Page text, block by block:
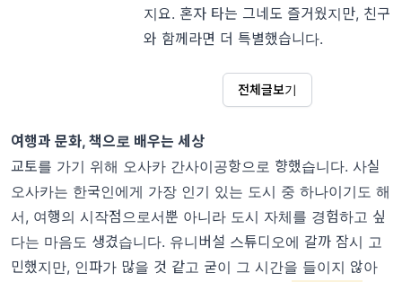
지요. 혼자 타는 그네도 즐거웠지만, 친구
와 함께라면 더 특별했습니다.
전체글보기
여행과 문화, 책으로 배우는 세상
교토를 가기 위해 오사카 간사이공항으로 향했습니다. 사실
오사카는 한국인에게 가장 인기 있는 도시 중 하나이기도 해
서, 여행의 시작점으로서뿐 아니라 도시 자체를 경험하고 싶
다는 마음도 생겼습니다. 유니버설 스튜디오에 갈까 잠시 고
민했지만, 인파가 많을 것 같고 굳이 그 시간을 들이지 않아